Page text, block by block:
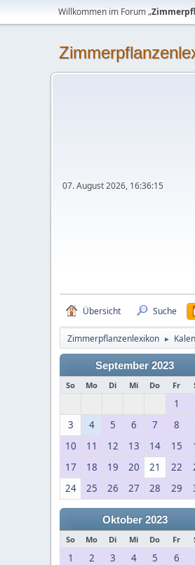
Willkommen im Forum „
07. August 2026, 16:36:15
Übersicht Suche
Zimmerpflanzenlexikon ►
September 2023
So Mo Di Mi Do Fr
1
3
4 5 6 7 8
10
11 12 13 14 15
17
18 19 20 21 22
24
25 26 27 28 29
Oktober 2023
So Mo Di Mi Do Fr
1 2 3 4 5 6